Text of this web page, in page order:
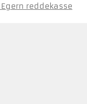
Egern reddekasse